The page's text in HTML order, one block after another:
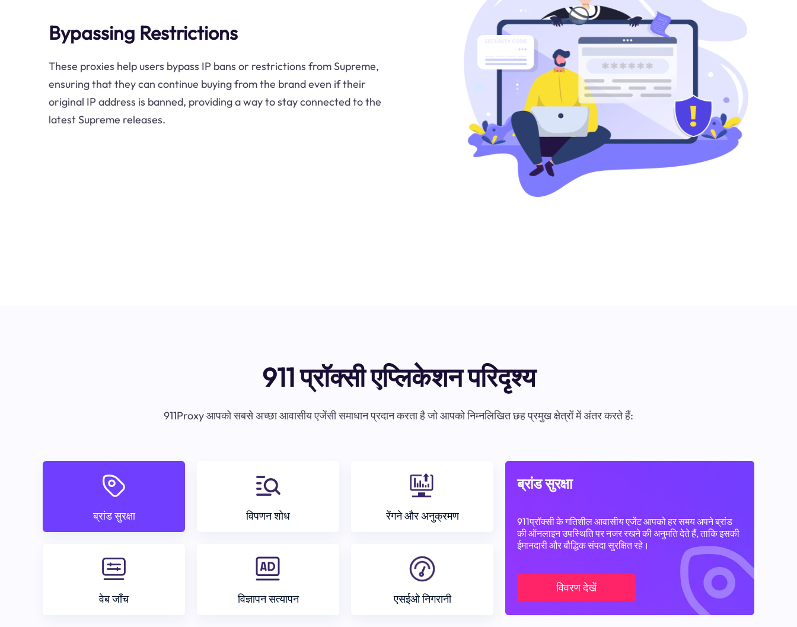
Bypassing Restrictions
These proxies help users bypass IP bans or restrictions from Supreme,
ensuring that they can continue buying from the brand even if their
original IP address is banned, providing a way to stay connected to the
latest Supreme releases.
911 प्रॉक्सी एप्लिकेशन परिदृश्य
911Proxy आपको सबसे अच्छा आवासीय एजेंसी समाधान प्रदान करता है जो आपको निम्नलिखित छह प्रमुख क्षेत्रों में अंतर करते हैं:
ब्रांड सुरक्षा विपणन शोध रेंगने और अनुक्रमण
वेब जाँच विज्ञापन सत्यापन एसईओ निगरानी
ब्रांड सुरक्षा
911प्रॉक्सी के गतिशील आवासीय एजेंट आपको हर समय अपने ब्रांड
की ऑनलाइन उपस्थिति पर नजर रखने की अनुमति देते हैं, ताकि इसकी
ईमानदारी और बौद्धिक संपदा सुरक्षित रहे।
विवरण देखें